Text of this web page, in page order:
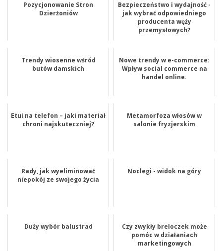
Pozycjonowanie Stron
Dzierżoniów
Bezpieczeństwo i wydajność -
jak wybrać odpowiedniego
producenta węży
przemysłowych?
Trendy wiosenne wśród
butów damskich
Nowe trendy w e-commerce:
Wpływ social commerce na
handel online.
Etui na telefon – jaki materiał
chroni najskuteczniej?
Metamorfoza włosów w
salonie fryzjerskim
Rady, jak wyeliminować
niepokój ze swojego życia
Noclegi - widok na góry
Duży wybór balustrad
Czy zwykły breloczek może
pomóc w działaniach
marketingowych